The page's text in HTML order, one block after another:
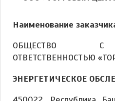
Наименование
ОБЩЕСТВО С
ОТВЕТСТВЕННОСТЬЮ
ЭНЕРГЕТИЧЕСКОЕ